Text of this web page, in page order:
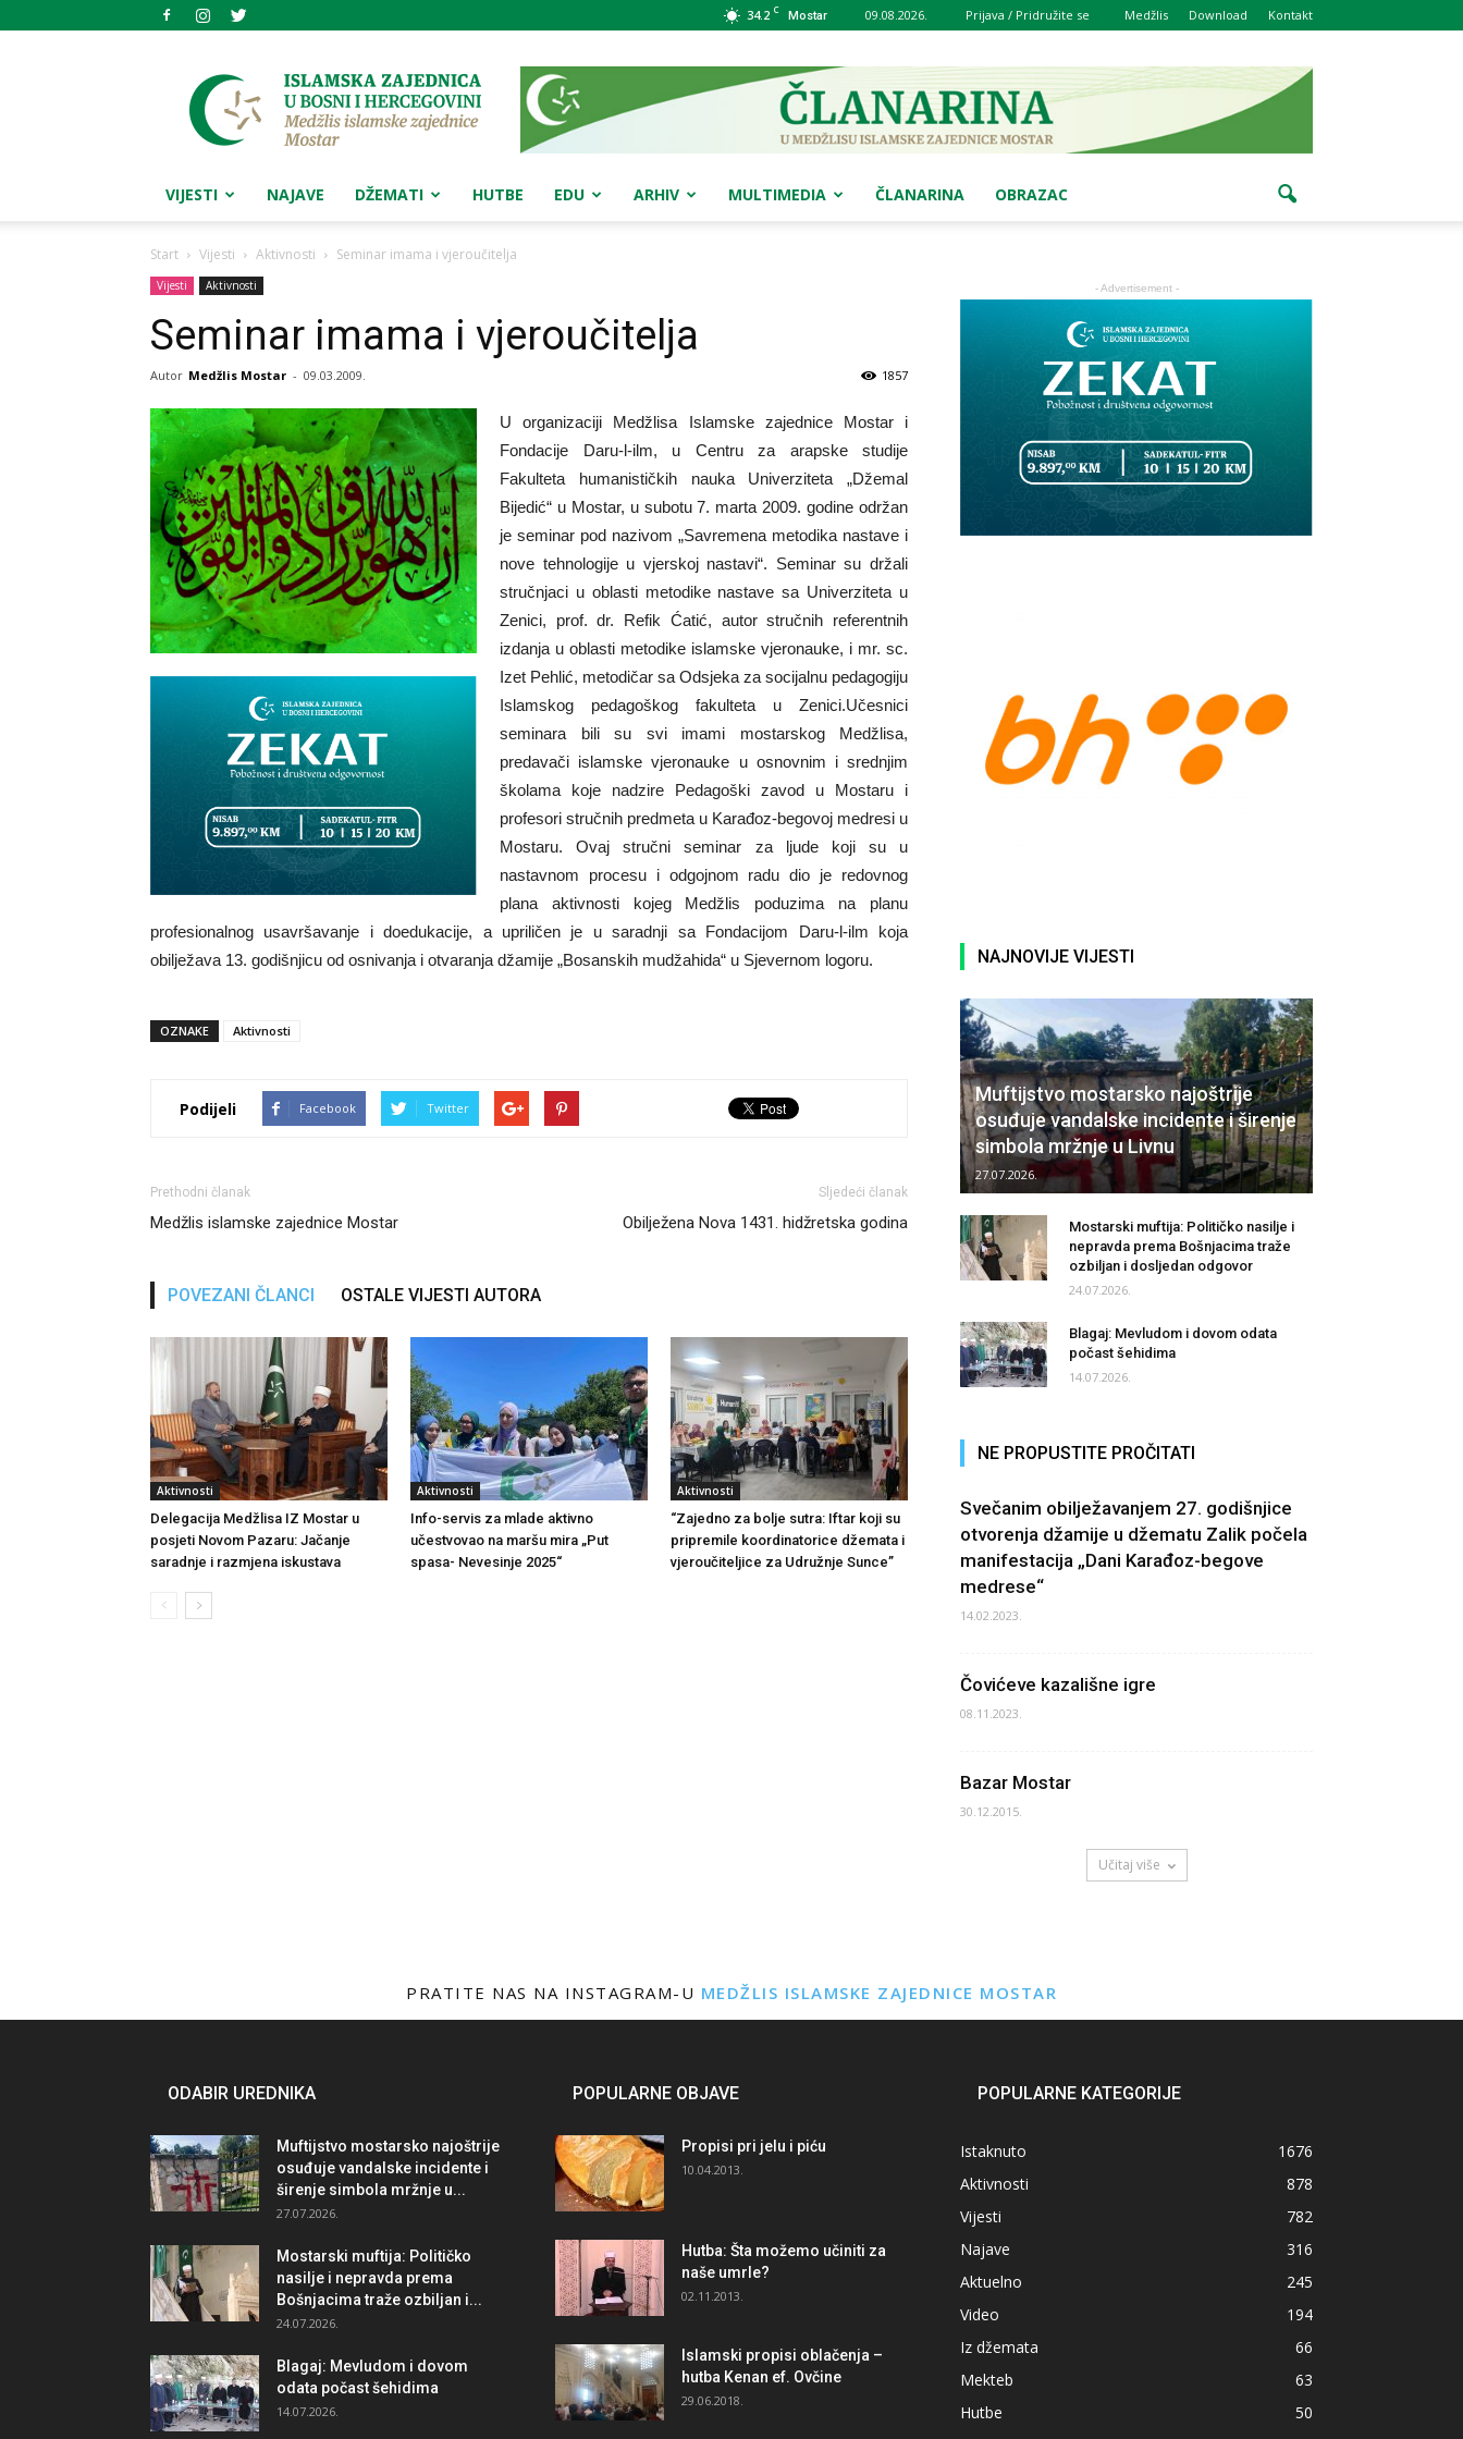
34.2 C Mostar 09.08.2026. Prijava / Pridružite se Medžlis Download Kontakt
Medžlis
islamske
zajednice
Mostar
VIJESTI NAJAVE DŽEMATI HUTBE EDU ARHIV MULTIMEDIA ČLANARINA OBRAZAC
Start Vijesti Aktivnosti Seminar imama i vjeroučitelja
Vijesti Aktivnosti
Seminar imama i vjeroučitelja
Autor Medžlis Mostar - 09.03.2009. 1857
U organizaciji Medžlisa Islamske zajednice Mostar i
Fondacije Daru-l-ilm, u Centru za arapske studije
Fakulteta humanističkih nauka Univerziteta „Džemal
Bijedić“ u Mostar, u subotu 7. marta 2009. godine održan
je seminar pod nazivom „Savremena metodika nastave i
nove tehnologije u vjerskoj nastavi“. Seminar su držali
stručnjaci u oblasti metodike nastave sa Univerziteta u
Zenici, prof. dr. Refik Ćatić, autor stručnih referentnih
izdanja u oblasti metodike islamske vjeronauke, i mr. sc.
Izet Pehlić, metodičar sa Odsjeka za socijalnu pedagogiju
Islamskog pedagoškog fakulteta u Zenici.Učesnici
seminara bili su svi imami mostarskog Medžlisa,
predavači islamske vjeronauke u osnovnim i srednjim
školama koje nadzire Pedagoški zavod u Mostaru i
profesori stručnih predmeta u Karađoz-begovoj medresi u
Mostaru. Ovaj stručni seminar za ljude koji su u
nastavnom procesu i odgojnom radu dio je redovnog
plana aktivnosti kojeg Medžlis poduzima na planu
profesionalnog usavršavanje i doedukacije, a upriličen je u saradnji sa Fondacijom Daru-l-ilm koja
obilježava 13. godišnjicu od osnivanja i otvaranja džamije „Bosanskih mudžahida“ u Sjevernom logoru.
OZNAKE Aktivnosti
Podijeli Facebook Twitter
Prethodni članak
Medžlis islamske zajednice Mostar
Sljedeći članak
Obilježena Nova 1431. hidžretska godina
POVEZANI ČLANCI OSTALE VIJESTI AUTORA
Aktivnosti
Delegacija Medžlisa IZ Mostar u
posjeti Novom Pazaru: Jačanje
saradnje i razmjena iskustava
Aktivnosti
Info-servis za mlade aktivno
učestvovao na maršu mira „Put
spasa- Nevesinje 2025“
Aktivnosti
“Zajedno za bolje sutra: Iftar koji su
pripremile koordinatorice džemata i
vjeroučiteljice za Udružnje Sunce”
- Advertisement -
NAJNOVIJE VIJESTI
Muftijstvo mostarsko najoštrije
osuđuje vandalske incidente i širenje
simbola mržnje u Livnu
27.07.2026.
Mostarski muftija: Političko nasilje i
nepravda prema Bošnjacima traže
ozbiljan i dosljedan odgovor
24.07.2026.
Blagaj: Mevludom i dovom odata
počast šehidima
14.07.2026.
NE PROPUSTITE PROČITATI
Svečanim obilježavanjem 27. godišnjice
otvorenja džamije u džematu Zalik počela
manifestacija „Dani Karađoz-begove
medrese“
14.02.2023.
Čovićeve kazališne igre
08.11.2023.
Bazar Mostar
30.12.2015.
Učitaj više
PRATITE NAS NA INSTAGRAM-U MEDŽLIS ISLAMSKE ZAJEDNICE MOSTAR
ODABIR UREDNIKA
Muftijstvo mostarsko najoštrije
osuđuje vandalske incidente i
širenje simbola mržnje u...
27.07.2026.
Mostarski muftija: Političko
nasilje i nepravda prema
Bošnjacima traže ozbiljan i...
24.07.2026.
Blagaj: Mevludom i dovom
odata počast šehidima
14.07.2026.
POPULARNE OBJAVE
Propisi pri jelu i piću
10.04.2013.
Hutba: Šta možemo učiniti za
naše umrle?
02.11.2013.
Islamski propisi oblačenja –
hutba Kenan ef. Ovčine
29.06.2018.
POPULARNE KATEGORIJE
Istaknuto
1676
Aktivnosti
878
Vijesti
782
Najave
316
Aktuelno
245
Video
194
Iz džemata
66
Mekteb
63
Hutbe
50